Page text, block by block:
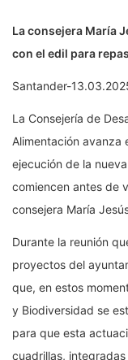
La consejera María
con el edil para
Santander-
La Consejería de
Alimentación avanza
ejecución de la
comiencen antes de
consejera María
Durante la reunión
proyectos del
que, en estos
y Biodiversidad se
para que esta
cuadrillas,